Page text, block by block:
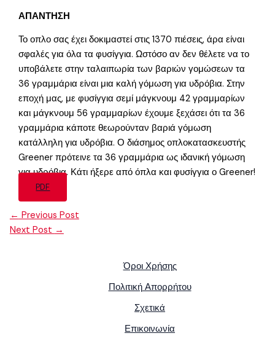
ΑΠΑΝΤΗΣΗ
Το οπλο σας έχει δοκιμαστεί στις 1370 πιέσεις, άρα είναι
σφαλές για όλα τα φυσίγγια. Ωστόσο αν δεν θέλετε να το
υποβάλετε στην ταλαιπωρία των βαριών γομώσεων τα
36 γραμμάρια είναι μια καλή γόμωση για υδρόβια. Στην
εποχή μας, με φυσίγγια σεμί μάγκνουμ 42 γραμμαρίων
και μάγκνουμ 56 γραμμαρίων έχουμε ξεχάσει ότι τα 36
γραμμάρια κάποτε θεωρούνταν βαριά γόμωση
κατάλληλη για υδρόβια. Ο διάσημος οπλοκατασκευστής
Greener πρότεινε τα 36 γραμμάρια ως ιδανική γόμωση
για υδρόβια. Κάτι ήξερε από όπλα και φυσίγγια ο Greener!
PDF
← Previous Post
Next Post →
Όροι Χρήσης
Πολιτική Απορρήτου
Σχετικά
Επικοινωνία